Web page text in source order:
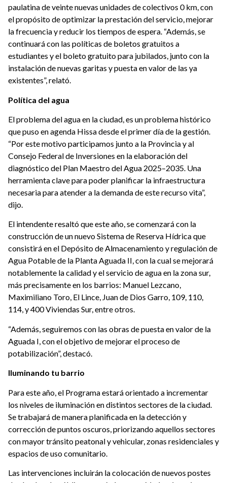
paulatina de veinte nuevas unidades de colectivos 0 km, con
el propósito de optimizar la prestación del servicio, mejorar
la frecuencia y reducir los tiempos de espera. “Además, se
continuará con las políticas de boletos gratuitos a
estudiantes y el boleto gratuito para jubilados, junto con la
instalación de nuevas garitas y puesta en valor de las ya
existentes”, relató.
Política del agua
El problema del agua en la ciudad, es un problema histórico
que puso en agenda Hissa desde el primer día de la gestión.
“Por este motivo participamos junto a la Provincia y al
Consejo Federal de Inversiones en la elaboración del
diagnóstico del Plan Maestro del Agua 2025–2035. Una
herramienta clave para poder planificar la infraestructura
necesaria para atender a la demanda de este recurso vita”,
dijo.
El intendente resaltó que este año, se comenzará con la
construcción de un nuevo Sistema de Reserva Hídrica que
consistirá en el Depósito de Almacenamiento y regulación de
Agua Potable de la Planta Aguada II, con la cual se mejorará
notablemente la calidad y el servicio de agua en la zona sur,
más precisamente en los barrios: Manuel Lezcano,
Maximiliano Toro, El Lince, Juan de Dios Garro, 109, 110,
114, y 400 Viviendas Sur, entre otros.
“Además, seguiremos con las obras de puesta en valor de la
Aguada I, con el objetivo de mejorar el proceso de
potabilización”, destacó.
Iluminando tu barrio
Para este año, el Programa estará orientado a incrementar
los niveles de iluminación en distintos sectores de la ciudad.
Se trabajará de manera planificada en la detección y
corrección de puntos oscuros, priorizando aquellos sectores
con mayor tránsito peatonal y vehicular, zonas residenciales y
espacios de uso comunitario.
Las intervenciones incluirán la colocación de nuevos postes